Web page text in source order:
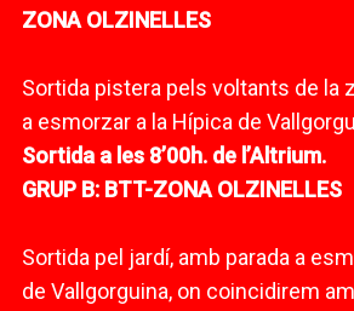
ZONA OLZINELLES
Sortida pistera pels voltants de la
a esmorzar a la Hípica de
Sortida a les 8’00h. de l’Altrium.
GRUP B: BTT-ZONA OLZINELLES
Sortida pel jardí, amb parada a
de Vallgorguina, on coincidirem